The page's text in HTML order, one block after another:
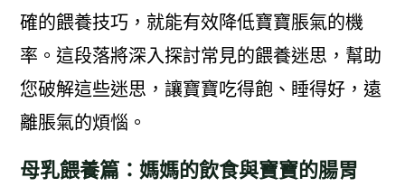
確的餵養技巧，就能有效降低寶寶脹氣的機
率。這段落將深入探討常見的餵養迷思，幫助
您破解這些迷思，讓寶寶吃得飽、睡得好，遠
離脹氣的煩惱。
母乳餵養篇：媽媽的飲食與寶寶的腸胃